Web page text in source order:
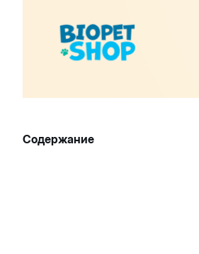
Содержание